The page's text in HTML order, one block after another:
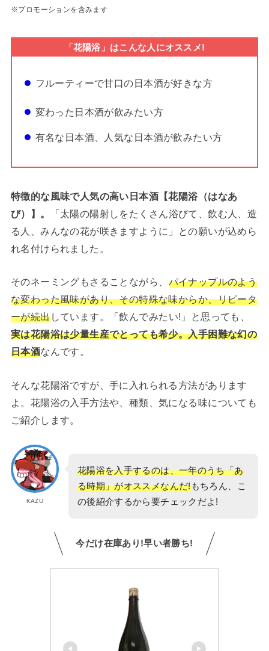
※プロモーションを含みます
「花陽浴」はこんな人にオススメ!
フルーティーで甘口の日本酒が好きな方
変わった日本酒が飲みたい方
有名な日本酒、人気な日本酒が飲みたい方
特徴的な風味で人気の高い日本酒【花陽浴（はなあ
び）】。
「太陽の陽射しをたくさん浴びて、飲む人、造
る人、みんなの花が咲きますように」との願いが込めら
れ名付けられました。
そのネーミングもさることながら、 パイナップルのよう
な変わった風味があり、その特殊な味からか、リピータ
ーが続出しています。「飲んでみたい!」と思っても、
実は花陽浴は少量生産でとっても希少。入手困難な幻の
日本酒なんです。
そんな花陽浴ですが、手に入れられる方法があります
よ。花陽浴の入手方法や、種類、気になる味についても
ご紹介します。
KAZU
花陽浴を入手するのは、一年のうち「あ
る時期」がオススメなんだ!もちろん、こ
の後紹介するから要チェックだよ!
今だけ在庫あり!早い者勝ち!